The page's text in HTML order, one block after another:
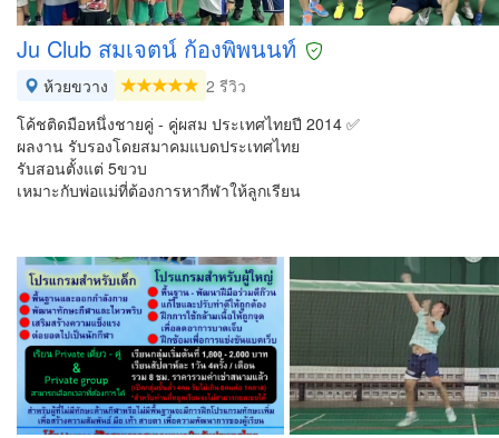
Ju Club สมเจตน์ ก้องพิพนนท์
ห้วยขวาง
2 รีวิว
โค้ชติดมือหนึ่งชายคู่ - คู่ผสม ประเทศไทยปี 2014 ✅
ผลงาน รับรองโดยสมาคมแบดประเทศไทย
รับสอนตั้งแต่ 5ขวบ
เหมาะกับพ่อแม่ที่ต้องการหากีฬาให้ลูกเรียน